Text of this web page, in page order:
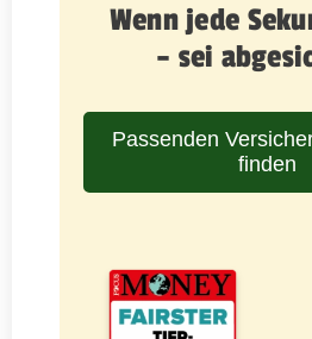
Wenn jede
– sei
Passenden
finden